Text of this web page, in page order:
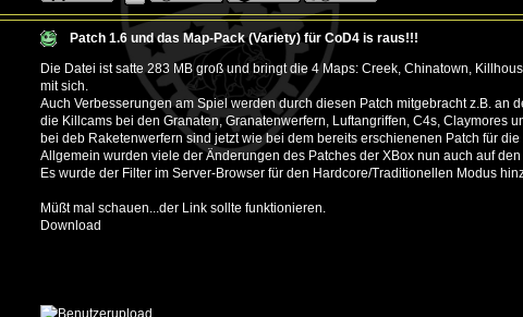
Patch 1.6 und das Map-Pack (Variety) für CoD4 is raus!!!
Die Datei ist satte 283 MB groß und bringt die 4 Maps: Creek, Chinatown,
mit sich.
Auch Verbesserungen am Spiel werden durch diesen Patch mitgebracht z.B. an
die Killcams bei den Granaten, Granatenwerfern, Luftangriffen, C4s, Claymores
bei deb Raketenwerfern sind jetzt wie bei dem bereits erschienenen Patch für die
Allgemein wurden viele der Änderungen des Patches der XBox nun auch auf
Es wurde der Filter im Server-Browser für den Hardcore/Traditionellen Modus
Müßt mal schauen...der Link sollte funktionieren.
Download